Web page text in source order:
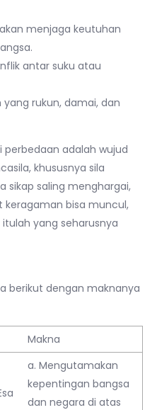
menjaga keutuhan
antar suku atau
rukun, damai, dan
perbedaan adalah wujud
khususnya sila
sikap saling menghargai,
keragaman bisa muncul,
yang seharusnya
berikut dengan maknanya
Makna
a. Mengutamakan
kepentingan bangsa
dan negara di atas